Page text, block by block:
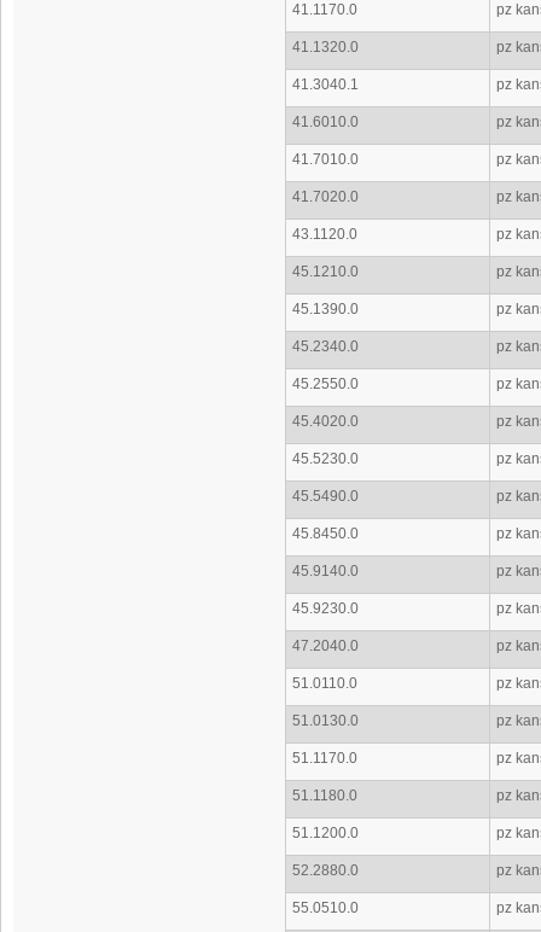
41.1170.0 pz
41.1320.0 pz
41.3040.1 pz
41.6010.0 pz
41.7010.0 pz
41.7020.0 pz
43.1120.0 pz
45.1210.0 pz
45.1390.0 pz
45.2340.0 pz
45.2550.0 pz
45.4020.0 pz
45.5230.0 pz
45.5490.0 pz
45.8450.0 pz
45.9140.0 pz
45.9230.0 pz
47.2040.0 pz
51.0110.0 pz
51.0130.0 pz
51.1170.0 pz
51.1180.0 pz
51.1200.0 pz
52.2880.0 pz
55.0510.0 pz